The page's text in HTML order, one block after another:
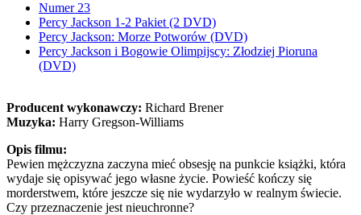
Numer 23
Percy Jackson 1-2 Pakiet (2 DVD)
Percy Jackson: Morze Potworów (DVD)
Percy Jackson i Bogowie Olimpijscy: Złodziej Pioruna
(DVD)
Producent wykonawczy: Richard Brener
Muzyka: Harry Gregson-Williams
Opis filmu:
Pewien mężczyzna zaczyna mieć obsesję na punkcie książki, która
wydaje się opisywać jego własne życie. Powieść kończy się
morderstwem, które jeszcze się nie wydarzyło w realnym świecie.
Czy przeznaczenie jest nieuchronne?